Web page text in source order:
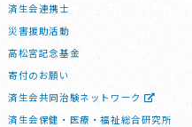
済生会連携士
災害援助活動
高松宮記念基金
寄付のお願い
済生会共同治験ネットワーク
済生会保健・医療・福祉総合研究所